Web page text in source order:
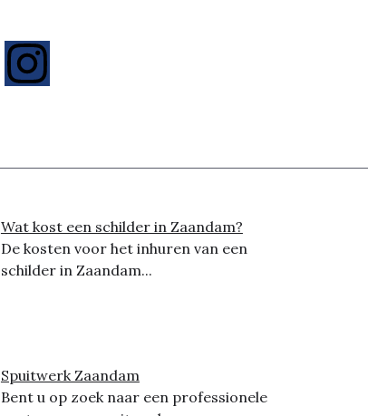
Wat kost een schilder in Zaandam?
De kosten voor het inhuren van een
schilder in Zaandam...
Spuitwerk Zaandam
Bent u op zoek naar een professionele